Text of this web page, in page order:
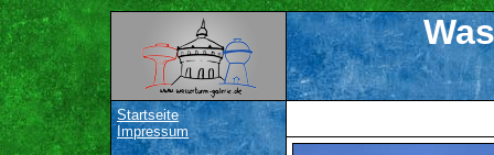
Startseite
Impressum